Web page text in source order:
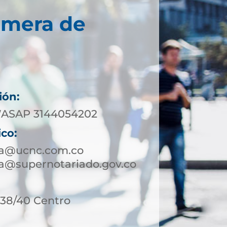
de
3144054202
40 Centro